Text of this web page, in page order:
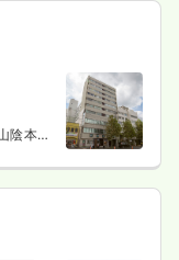
陰本